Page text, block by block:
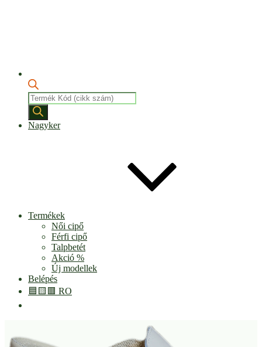
Products
search
Nagyker
Termékek
Női cipő
Férfi cipő
Talpbetét
Akció %
Új modellek
Belépés
🟦🟨🟥 RO